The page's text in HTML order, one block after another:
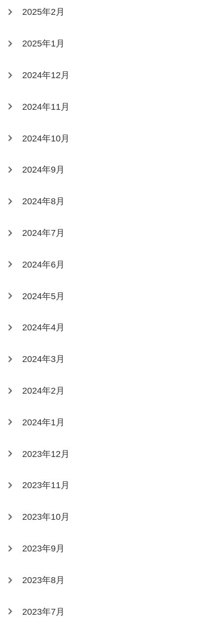
2025年2月
2025年1月
2024年12月
2024年11月
2024年10月
2024年9月
2024年8月
2024年7月
2024年6月
2024年5月
2024年4月
2024年3月
2024年2月
2024年1月
2023年12月
2023年11月
2023年10月
2023年9月
2023年8月
2023年7月